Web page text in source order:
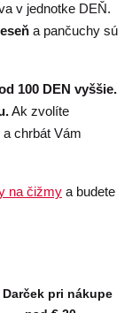
v jednotke DEŇ.
a pančuchy sú
100 DEN vyššie.
Ak zvolíte
chrbát Vám
na čižmy a budete